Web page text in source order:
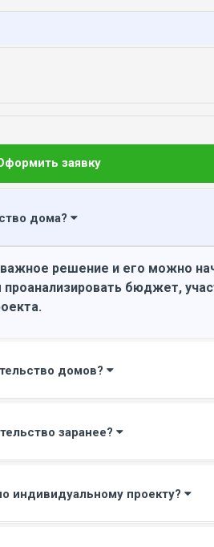
заявку
дома?
решение и его можно
бюджет,
домов?
заранее?
индивидуальному проекту?